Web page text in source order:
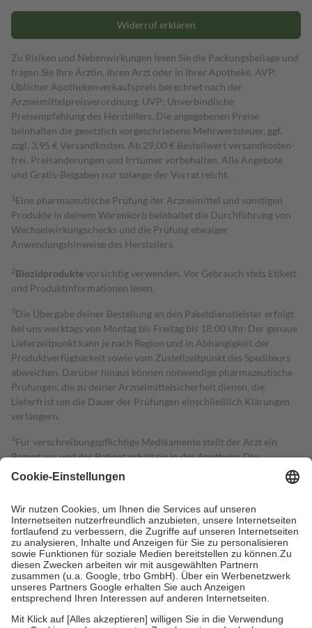
Widerruf erklären
Zu Risiken und Nebenwirkungen lesen Sie die Packungsbeilage und
fragen Sie Ihre Ärztin, Ihren Arzt oder in Ihrer Apotheke. AVP:
Üblicher Apothekenverkaufspreis berechnet nach der
Arzneimittelpreisverordnung. UVP: Unverbindliche
Preisempfehlung des Herstellers. Die angegebenen Preise
beinhalten die gesetzlich vorgeschriebene Mehrwertsteuer, ggf.
zzgl. 3,95 € Versandkosten. Ab 29,00 € Bestell­wert versand­kosten­
frei. Preisänderungen und Irrtümer vorbehalten. Alle Angebote
und Gratis-Beigaben nur solange der Vorrat reicht.
1 Eine pharmazeutische Prüfung der Arzneimittel und sonstigen
Produkte in deinem Warenkorb beinhaltet die Durchführung von
Wechselwirkungschecks und die Prüfung etwaiger
Anwendungshinweise des Herstellers.
2Biozidproduktevorsichtig verwenden. Vor Gebrauch stets Etikett
und Produktinformationen lesen.
3Die Übergabe deiner Bestellung an den Paketdienstleister erfolgt
bei uns werktags von Montag bis Freitag bis 18:00 Uhr. Der genaue
Lieferzeitpunkt kann je nach Region und in Abhängigkeit der
Produktverfügbarkeit sowie vom Zustellzeitpunkt des Spediteurs
abweichen. Darüber hinaus können notwendige pharmazeutische
Prüfungen, die zu deiner Arzneimittelsicherheit dienen, die
Lieferfrist um die Dauer der Prüfungen einschließlich Klärungen
verlängern.
4Für verschreibungspflichtige Medikamente stellt der Arzt ein
Rezept aus und der Patient erhält sie in der Apotheke. Die
gesetzliche Krankenversicherung übernimmt in der Regel die
Kosten dafür, der Versicherte trägt einen Teil davon als Zuzahlung
Grundsätzlich leisten Mitglieder Zuzahlungen in Höhe von zehn
Prozent des Abgabepreises,mindestens jedochfünf Euround
höchstens zehn Euro.Es sind jedoch nie mehr als die tatsächlichen
Kosten der Leistung zu entrichten.
Diese Regeln gelten grundsätzlich auch für Online-Apotheken.
Bei Heilmitteln und häuslicher Krankenpflege beträgt die
Zuzahlung zehn Prozent der Kosten sowie zehn Euro je
Verordnung.